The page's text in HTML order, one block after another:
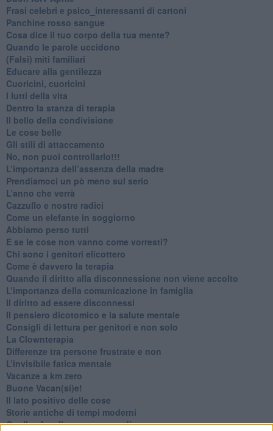
​Frasi celebri e psico_interessanti di cartoni
​Panchine rosso sangue
​Cosa dice il tuo corpo della tua mente?
​Quando le parole uccidono
​(Falsi) miti familiari
​Educare alla gentilezza
​Cuoricini, cuoricini
I lutti della vita
​Dentro la stanza di terapia
​Il bello della condivisione
Le cose belle
​Gli stili di attaccamento
No, non puoi controllarlo!!!
​L’importanza dell’assenza della madre
​Prendiamoci un pò meno sul serio
​L’anno che verrà
​Cazzullo e nostre radici
​Come un elefante in soggiorno
​Abbiamo perso tutti
E se le cose non vanno come vorresti?
​Chi sono i genitori elicottero
Come è davvero la terapia
Quando il diritto alla disconnessione non viene accolto
​L’importanza della comunicazione in famiglia
​Il diritto ad essere disconnessi
​Il pensiero dicotomico e la salute mentale
​Consigli di lettura per genitori e non solo
​La Clownterapia
​Differenze tra persone frustrate e non
L’invisibile fatica mentale
Vacanze a km zero
​Buone Vacan(si)e!
​Il lato positivo delle cose
​Storie antiche di tempi moderni
​Quello che alle mamme non dicono